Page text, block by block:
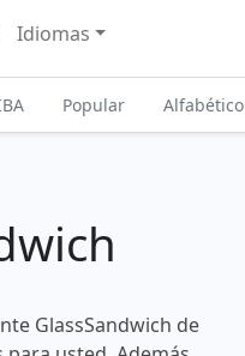
Idiomas
Popular Alfabético
GlassSandwich de